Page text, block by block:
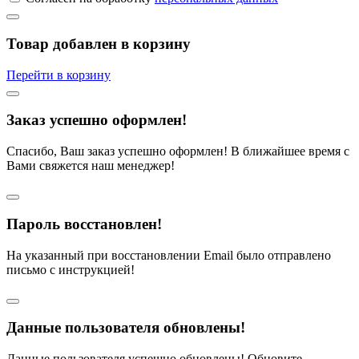
Товар добавлен в корзину
Перейти в корзину
Заказ успешно оформлен!
Спасибо, Ваш заказ успешно оформлен! В ближайшее время с
Вами свяжется наш менеджер!
Пароль восстановлен!
На указанный при восстановлении Email было отправлено
письмо с инструкцией!
Данные пользователя обновлены!